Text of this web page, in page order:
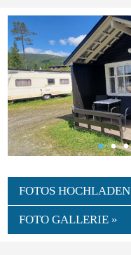
FOTOS HOCHLADEN
FOTO GALLERIE »